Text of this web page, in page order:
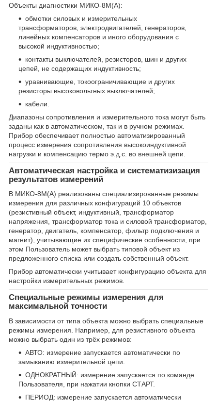
Объекты диагностики МИКО-8М(А):
обмотки силовых и измерительных
трансформаторов, электродвигателей, генераторов,
линейных компенсаторов и иного оборудования с
высокой индуктивностью;
контакты выключателей, резисторов, шин и других
цепей, не содержащих индуктивность;
уравнивающие, токоограничивающие и других
резисторы высоковольтных выключателей;
кабели.
Диапазоны сопротивления и измерительного тока могут быть
заданы как в автоматическом, так и в ручном режимах.
Прибор обеспечивает полностью автоматизированный
процесс измерения сопротивления высокоиндуктивной
нагрузки и компенсацию термо э.д.с. во внешней цепи.
Автоматическая настройка и систематизизация
результатов измерений
В МИКО-8М(А) реализованы специализированные режимы
измерения для различных конфигураций 10 объектов
(резистивный объект, индуктивный, трансформатор
напряжения, трансформатор тока и силовой трансформатор,
генератор, двигатель, компенсатор, фильтр подключения и
магнит), учитывающие их специфические особенности, при
этом Пользователь может выбрать типовой объект из
предложенного списка или создать собственный объект.
Прибор автоматически учитывает конфигурацию объекта для
настройки измерительных режимов.
Специальные режимы измерения для
максимальной точности
В зависимости от типа объекта можно выбрать специальные
режимы измерения. Например, для резистивного объекта
можно выбрать один из трёх режимов:
АВТО: измерение запускается автоматически по
замыканию измерительной цепи.
ОДНОКРАТНЫЙ: измерение запускается по команде
Пользователя, при нажатии кнопки СТАРТ.
ПЕРИОД: измерение запускается автоматически